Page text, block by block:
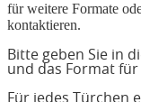
für weitere Formate
kontaktieren.
Bitte geben Sie in
und das Format für
Für jedes Türchen